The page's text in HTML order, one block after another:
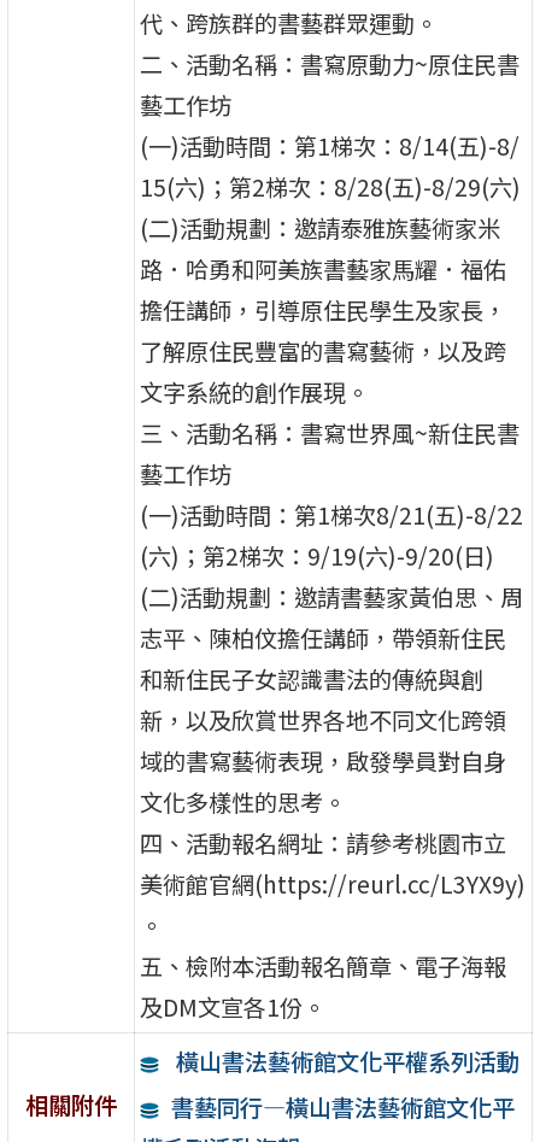
代、跨族群的書藝群眾運動。
二、活動名稱：書寫原動力~原住民書
藝工作坊
(一)活動時間：第1梯次：8/14(五)-8/
15(六)；第2梯次：8/28(五)-8/29(六)
(二)活動規劃：邀請泰雅族藝術家米
路．哈勇和阿美族書藝家馬耀．福佑
擔任講師，引導原住民學生及家長，
了解原住民豐富的書寫藝術，以及跨
文字系統的創作展現。
三、活動名稱：書寫世界風~新住民書
藝工作坊
(一)活動時間：第1梯次8/21(五)-8/22
(六)；第2梯次：9/19(六)-9/20(日)
(二)活動規劃：邀請書藝家黃伯思、周
志平、陳柏伩擔任講師，帶領新住民
和新住民子女認識書法的傳統與創
新，以及欣賞世界各地不同文化跨領
域的書寫藝術表現，啟發學員對自身
文化多樣性的思考。
四、活動報名網址：請參考桃園市立
美術館官網(https://reurl.cc/L3YX9y)
。
五、檢附本活動報名簡章、電子海報
及DM文宣各1份。
相關附件
橫山書法藝術館文化平權系列活動
書藝同行—橫山書法藝術館文化平